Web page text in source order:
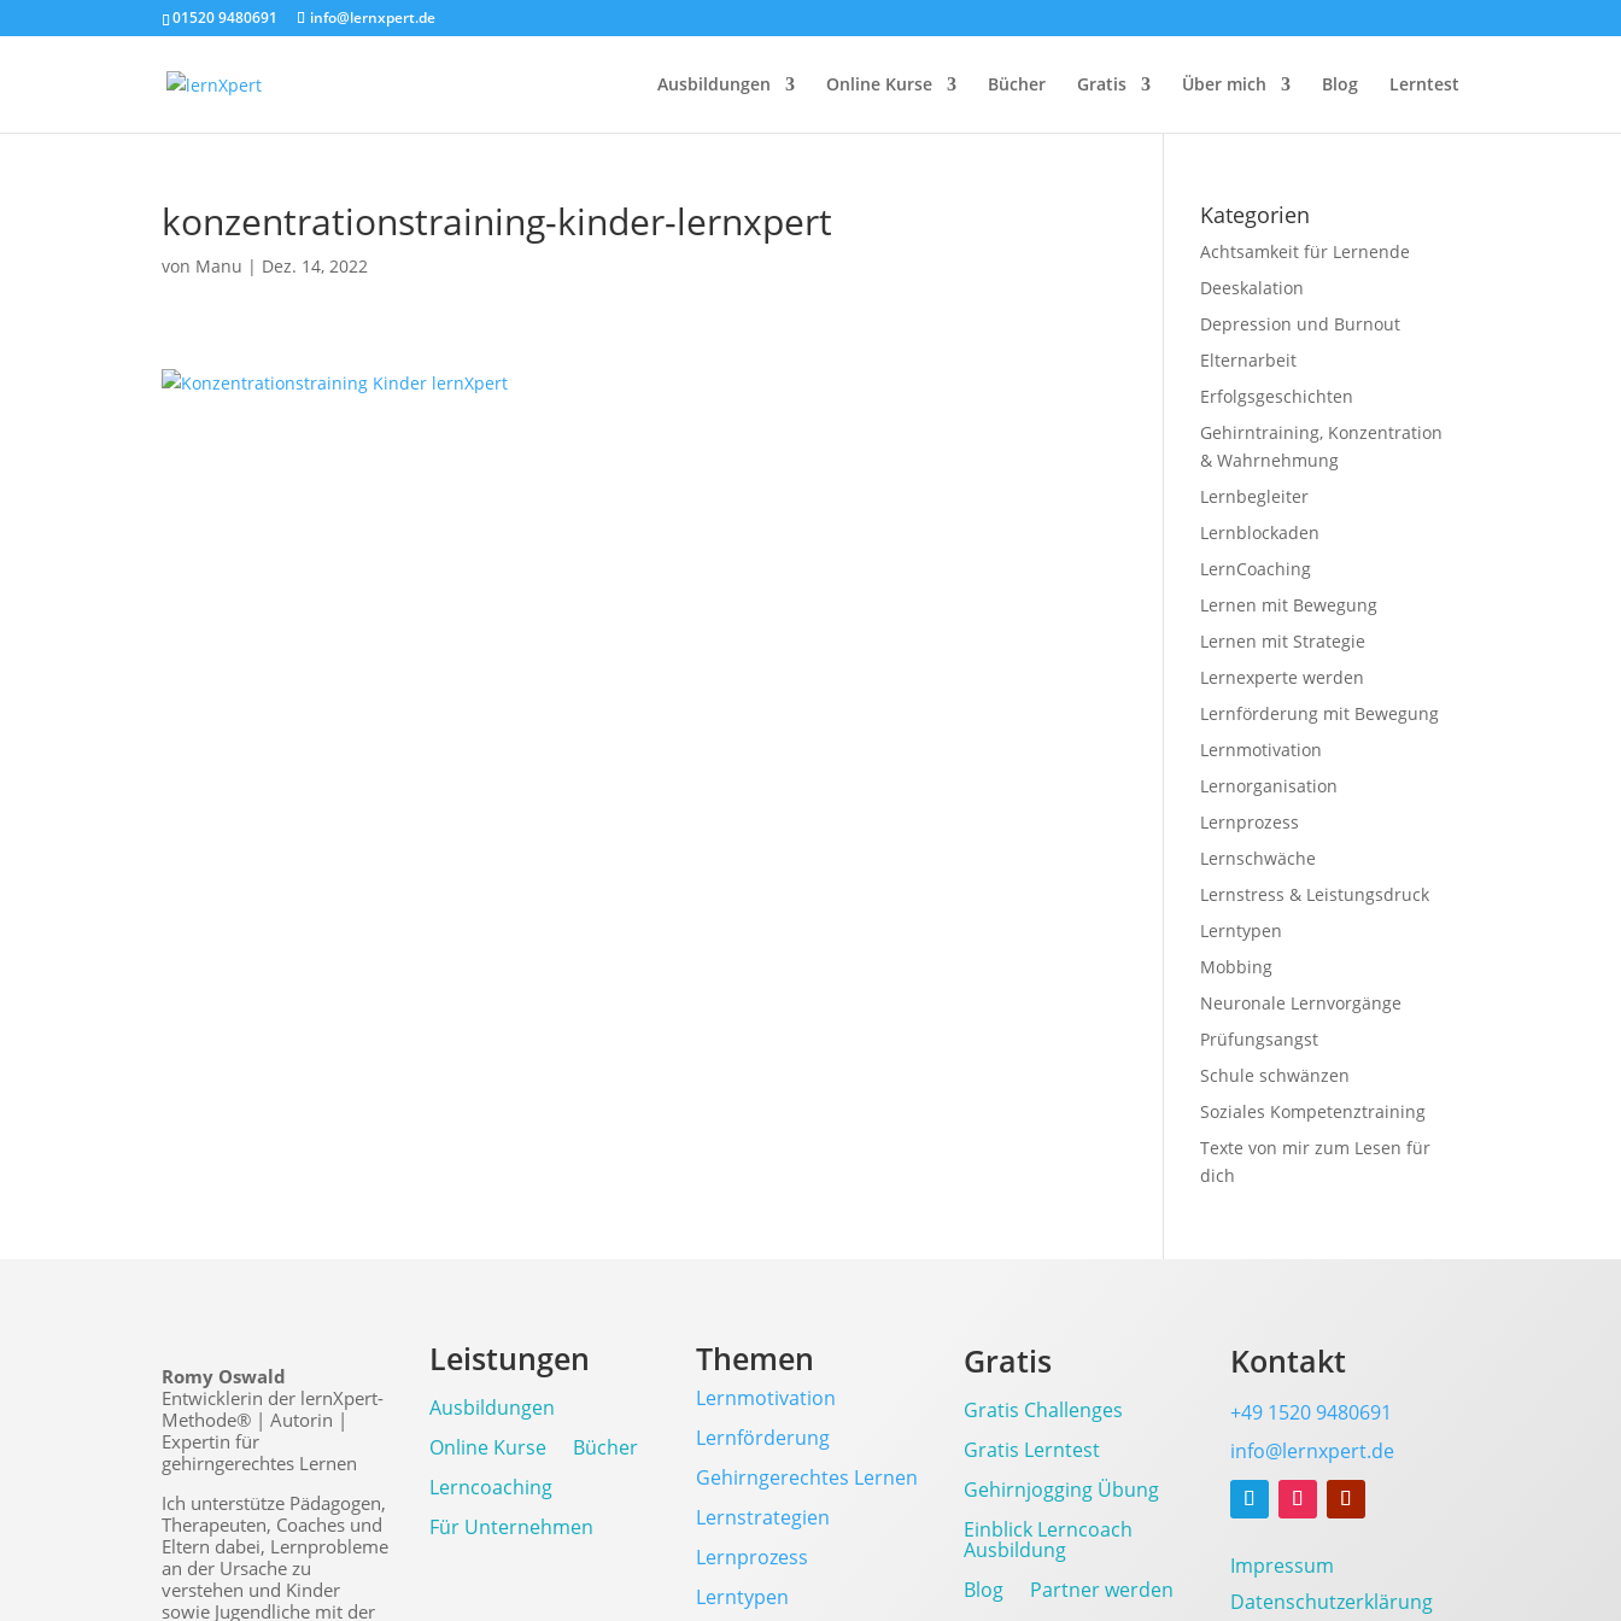
01520 9480691 info@lernxpert.de
Ausbildungen Online Kurse Bücher Gratis Über mich Blog Lerntest
konzentrationstraining-kinder-lernxpert
von Manu | Dez. 14, 2022
Kategorien
Achtsamkeit für Lernende
Deeskalation
Depression und Burnout
Elternarbeit
Erfolgsgeschichten
Gehirntraining, Konzentration
& Wahrnehmung
Lernbegleiter
Lernblockaden
LernCoaching
Lernen mit Bewegung
Lernen mit Strategie
Lernexperte werden
Lernförderung mit Bewegung
Lernmotivation
Lernorganisation
Lernprozess
Lernschwäche
Lernstress & Leistungsdruck
Lerntypen
Mobbing
Neuronale Lernvorgänge
Prüfungsangst
Schule schwänzen
Soziales Kompetenztraining
Texte von mir zum Lesen für
dich
Romy Oswald
Entwicklerin der lernXpert-
Methode® | Autorin |
Expertin für
gehirngerechtes Lernen
Ich unterstütze Pädagogen,
Therapeuten, Coaches und
Eltern dabei, Lernprobleme
an der Ursache zu
verstehen und Kinder
sowie Jugendliche mit der
Leistungen
Ausbildungen
Online Kurse
Bücher
Lerncoaching
Für Unternehmen
Themen
Lernmotivation
Lernförderung
Gehirngerechtes Lernen
Lernstrategien
Lernprozess
Lerntypen
Gratis
Gratis Challenges
Gratis Lerntest
Gehirnjogging Übung
Einblick Lerncoach
Ausbildung
Blog
Partner werden
Kontakt
+49 1520 9480691
info@lernxpert.de
Impressum
Datenschutzerklärung